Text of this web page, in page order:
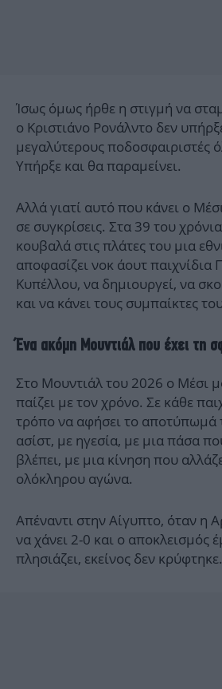
Ίσως όμως ήρθε η στιγμή να
ο Κριστιάνο Ρονάλντο δεν
μεγαλύτερους ποδοσφαιριστές
Υπήρξε και θα παραμείνει.
Αλλά γιατί αυτό που κάνει ο
σε συγκρίσεις. Στα 39 του
κουβαλά στις πλάτες του μια
αποφασίζει νοκ άουτ παιχνίδια
Κυπέλλου, να δημιουργεί, να
και να κάνει τους συμπαίκτες
Ένα ακόμη Μουντιάλ που έχει τη
Στο Μουντιάλ του 2026 ο Μέσι
παίζει με τον χρόνο. Σε κάθε
τρόπο να αφήσει το αποτύπωμά
ασίστ, με ηγεσία, με μια πάσα
βλέπει, με μια κίνηση που
ολόκληρου αγώνα.
Απέναντι στην Αίγυπτο, όταν η
να χάνει 2-0 και ο αποκλεισμός
πλησιάζει, εκείνος δεν